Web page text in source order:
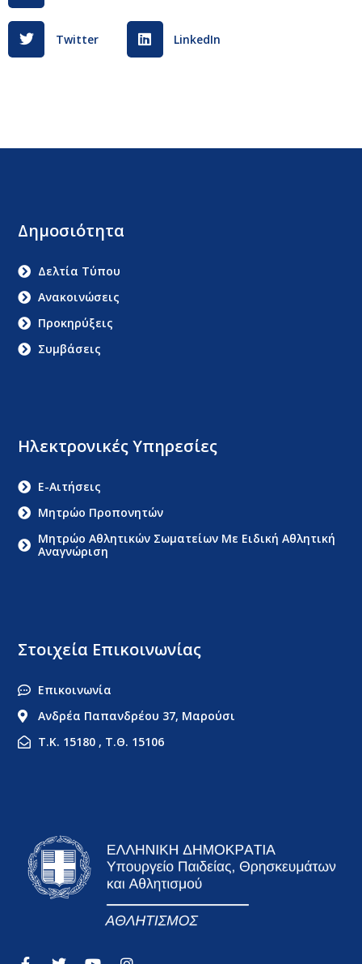
Twitter LinkedIn
Στοιχεία Επικοινωνίας
Επικοινωνία
Ανδρέα Παπανδρέου 37, Μαρούσι
Τ.Κ. 15180 , Τ.Θ. 15106
Ηλεκτρονικές Υπηρεσίες
E-Αιτήσεις
Μητρώο Προπονητών
Μητρώο Αθλητικών Σωματείων Με Ειδική Αθλητική
Αναγνώριση
Δημοσιότητα
Δελτία Τύπου
Ανακοινώσεις
Προκηρύξεις
Συμβάσεις